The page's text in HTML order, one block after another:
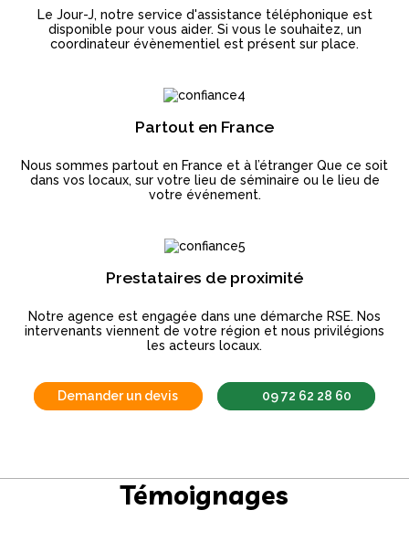
Le Jour-J, notre service d'assistance téléphonique est
disponible pour vous aider. Si vous le souhaitez, un
coordinateur évènementiel est présent sur place.
Partout en France
Nous sommes partout en France et à l’étranger Que ce soit
dans vos locaux, sur votre lieu de séminaire ou le lieu de
votre événement.
Prestataires de proximité
Notre agence est engagée dans une démarche RSE. Nos
intervenants viennent de votre région et nous privilégions
les acteurs locaux.
Demander un devis 09 72 62 28 60
Témoignages